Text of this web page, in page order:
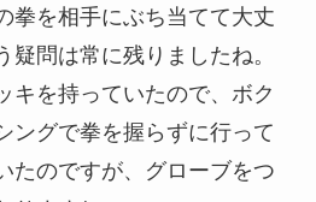
拳を相手にぶち当てて大丈
問は常に残りましたね。
キを持っていたので、ボク
ングで拳を握らずに行って
たのですが、グローブをつ